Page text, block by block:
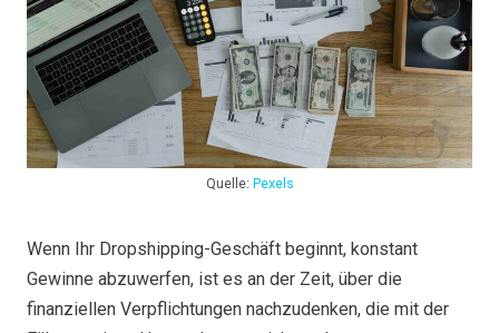
Quelle: Pexels
Wenn Ihr Dropshipping-Geschäft beginnt, konstant
Gewinne abzuwerfen, ist es an der Zeit, über die
finanziellen Verpflichtungen nachzudenken, die mit der